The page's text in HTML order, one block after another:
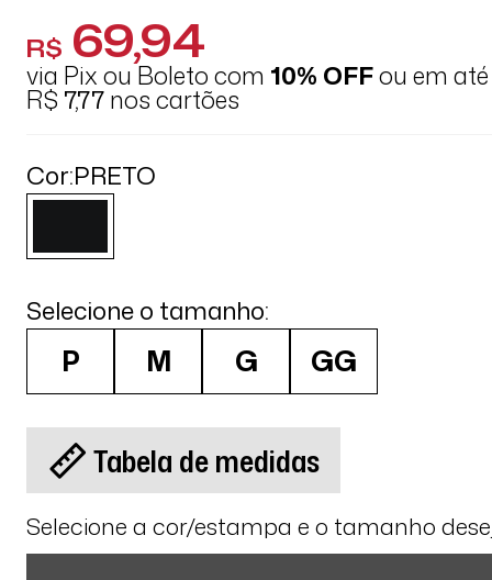
R$ 69,94
via Pix ou Boleto com 10% OFFou em
R$ 7,77nos cartões
Cor:PRETO
Selecione o tamanho:
P M G GG
Tabela de medidas
Selecione a cor/estampa e o tamanho